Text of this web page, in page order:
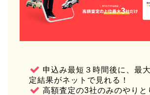
申込み最短３時間後に、最
定結果がネットで見れる！
高額査定の3社のみのやりと